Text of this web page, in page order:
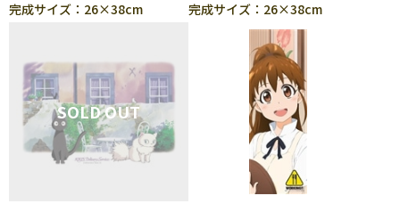
完成サイズ：26×38cm 完成サイズ：26×38cm